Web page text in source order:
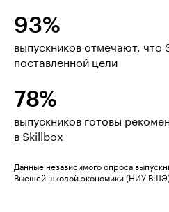
93%
выпускников отмечают, что
поставленной цели
78%
выпускников готовы
в Skillbox
Данные независимого опроса
Высшей школой экономики (НИУ